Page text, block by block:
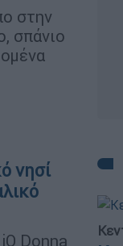
στην
σπάνιο
νησί
Donna